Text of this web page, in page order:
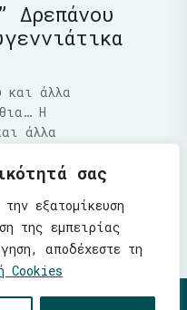
σας
εξατομίκευση
της εμπειρίας
αποδέχεστε τη
Cookies
Δρεπάνου
και άλλα
Η
άλλα